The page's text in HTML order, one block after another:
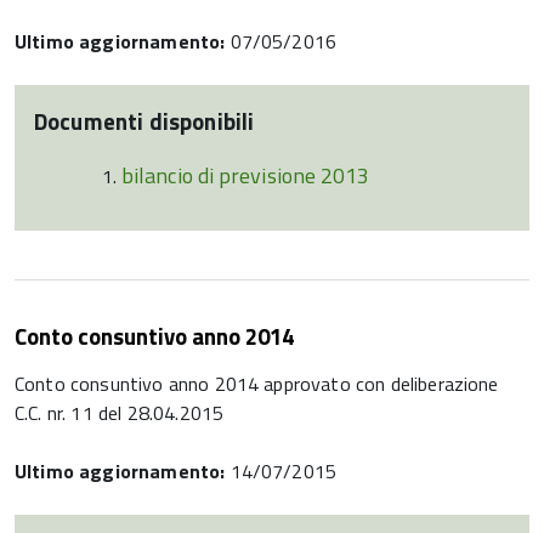
Ultimo aggiornamento: 07/05/2016
Documenti disponibili
bilancio di previsione 2013
Conto consuntivo anno 2014
Conto consuntivo anno 2014 approvato con deliberazione
C.C. nr. 11 del 28.04.2015
Ultimo aggiornamento: 14/07/2015